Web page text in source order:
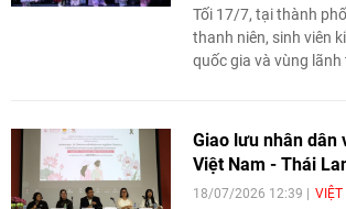
Tối 17/7, tại thành
thanh niên, sinh viên
quốc gia và vùng
trình góp phần trau
cường sự gắn kết của
Nam ở nước ngoài với
cội nguồn dân tộc.
Giao lưu nhân dân
Việt Nam - Thái
18/07/2026 12:39 VIỆT